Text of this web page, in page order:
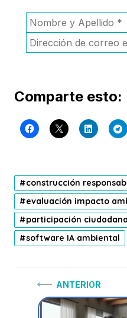
Comparte esto:
construcción
evaluación impacto
participación ciudadana
software IA ambiental
Navegación
ANTERIOR
Anterior: